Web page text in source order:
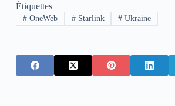
Étiquettes
#OneWeb #Starlink # Ukraine